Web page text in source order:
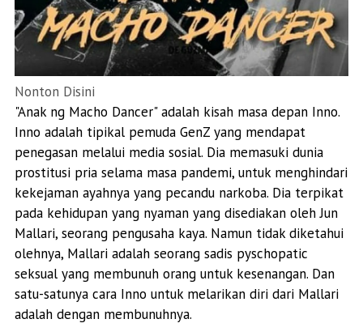
Nonton Disini
"Anak ng Macho Dancer" adalah kisah masa depan Inno.
Inno adalah tipikal pemuda GenZ yang mendapat
penegasan melalui media sosial. Dia memasuki dunia
prostitusi pria selama masa pandemi, untuk menghindari
kekejaman ayahnya yang pecandu narkoba. Dia terpikat
pada kehidupan yang nyaman yang disediakan oleh Jun
Mallari, seorang pengusaha kaya. Namun tidak diketahui
olehnya, Mallari adalah seorang sadis pyschopatic
seksual yang membunuh orang untuk kesenangan. Dan
satu-satunya cara Inno untuk melarikan diri dari Mallari
adalah dengan membunuhnya.